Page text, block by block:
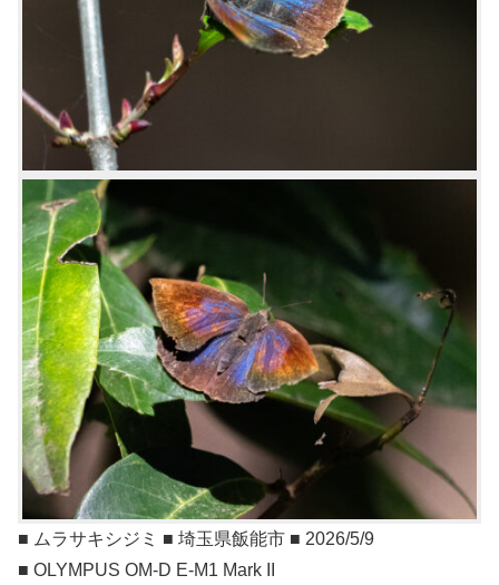
■ ムラサキシジミ ■ 埼玉県飯能市 ■ 2026/5/9
■ OLYMPUS OM-D E-M1 Mark II